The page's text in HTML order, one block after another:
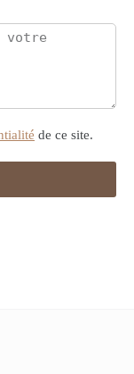
de ce site.